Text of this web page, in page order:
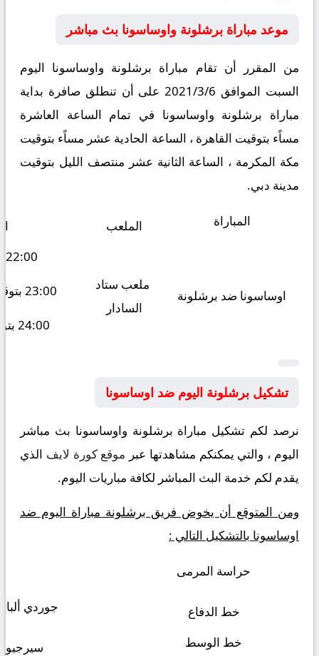
موعد مباراة برشلونة واوساسونا بث مباشر
من المقرر أن تقام مباراة برشلونة واوساسونا اليوم
السبت الموافق 2021/3/6 على أن تنطلق صافرة بداية
مباراة برشلونة واوساسونا في تمام الساعة العاشرة
مساًء بتوقيت القاهرة ، الساعة الحادية عشر مساًء بتوقيت
مكة المكرمة ، الساعة الثانية عشر منتصف الليل بتوقيت
مدينة دبي.
المباراة الملعب
اوساسونا ضد برشلونة
ملعب ستاد
السادار
22:00 بتوقيت مصر
23:00 بتوقيت مكة المكرمة
24:00 بتوقيت مدينة دبي
تشكيل برشلونة اليوم ضد اوساسونا
نرصد لكم تشكيل مباراة برشلونة واوساسونا بث مباشر
اليوم ، والتي يمكنكم مشاهدتها عبر موقع كورة لايف الذي
يقدم لكم خدمة البث المباشر لكافة مباريات اليوم.
ومن المتوقع أن يخوض فريق برشلونة مباراة اليوم ضد
اوساسونا بالتشكيل التالي :
حراسة المرمى
خط الدفاع جوردي ألبا
خط الوسط سيرجيو